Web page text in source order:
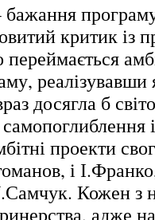
критик із
переймається
досягла б
і
проекти
і
Кожен з
адже